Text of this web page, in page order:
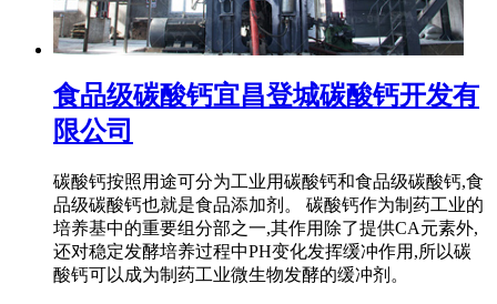
食品级碳酸钙宜昌登城碳酸钙开发有
限公司
碳酸钙按照用途可分为工业用碳酸钙和食品级碳酸钙,食
品级碳酸钙也就是食品添加剂。 碳酸钙作为制药工业的
培养基中的重要组分部之一,其作用除了提供CA元素外,
还对稳定发酵培养过程中PH变化发挥缓冲作用,所以碳
酸钙可以成为制药工业微生物发酵的缓冲剂。